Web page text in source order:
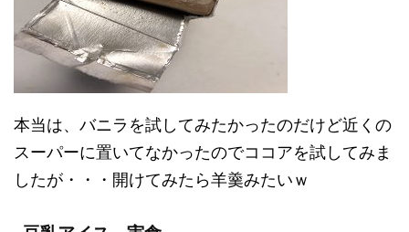
本当は、バニラを試してみたかったのだけど近くの
スーパーに置いてなかったのでココアを試してみま
したが・・・開けてみたら羊羹みたいｗ